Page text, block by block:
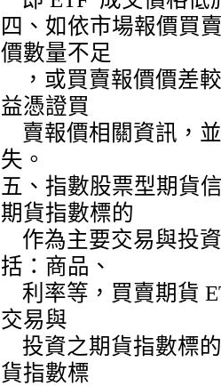
四、如依市場報價買
價數量不足
益憑證買
失。
五、指數股票型期貨
期貨指數標的
括：商品、
交易與
貨指數標